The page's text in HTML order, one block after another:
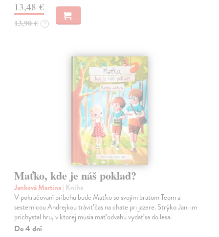
13,48 €
13,90 € ?
Maťko, kde je náš poklad?
Janková Martina| Kniha
V pokračovaní príbehu bude Maťko so svojím bratom Teom a
sesternicou Andrejkou tráviť čas na chate pri jazere. Strýko Jani im
prichystal hru, v ktorej musia mať odvahu vydať sa do lesa.
Do 4 dní